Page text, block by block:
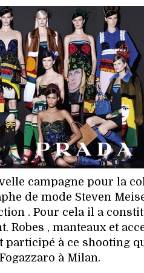
campagne pour la
de mode Steven
. Pour cela il a
Robes , manteaux et
participé à ce shooting
à Milan.